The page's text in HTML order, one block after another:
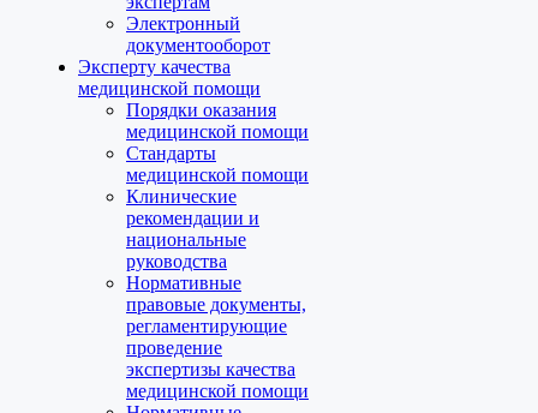
Электронный
документооборот
Эксперту качества
медицинской помощи
Порядки оказания
медицинской помощи
Стандарты
медицинской помощи
Клинические
рекомендации и
национальные
руководства
Нормативные
правовые документы,
регламентирующие
проведение
экспертизы качества
медицинской помощи